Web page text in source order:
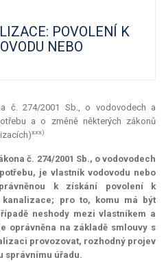
POVOLENÍ K
NEBO
274/2001 Sb., o vodovodech a
a o změně některých zákonů
xxx)
č. 274/2001 Sb., o vodovodech
je vlastník vodovodu nebo
k získání povolení k
kanalizace; pro to, komu má být
neshody mezi vlastníkem a
oprávněna na základě smlouvy s
provozovat, rozhodný projev
správnímu úřadu.